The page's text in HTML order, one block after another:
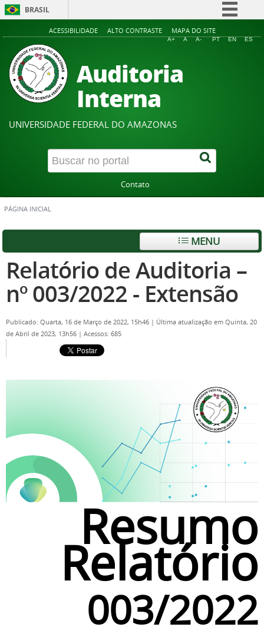
BRASIL
Simplifique!
Acesso à informação
Canais
ACESSIBILIDADE ALTO CONTRASTE MAPA DO SITE
A+ A A- PT EN ES
Auditoria
Interna
UNIVERSIDADE FEDERAL DO AMAZONAS
Contato
PÁGINA INICIAL
MENU
Relatório de Auditoria –
nº 003/2022 - Extensão
Publicado: Quarta, 16 de Março de 2022, 15h46 | Última atualização em Quinta, 20
de Abril de 2023, 13h56 | Acessos: 685
Resumo
Relatório
003/2022